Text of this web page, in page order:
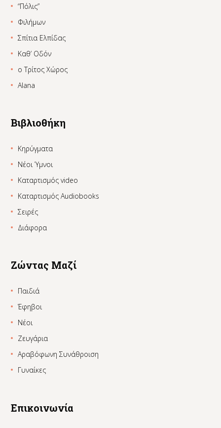
“Πόλις”
Φιλήμων
Σπίτια Ελπίδας
Καθ’ Οδόν
ο Τρίτος Χώρος
Alana
Βιβλιοθήκη
Κηρύγματα
Νέοι Ύμνοι
Καταρτισμός video
Καταρτισμός Audiobooks
Σειρές
Διάφορα
Ζώντας Μαζί
Παιδιά
Έφηβοι
Νέοι
Ζευγάρια
Αραβόφωνη Συνάθροιση
Γυναίκες
Επικοινωνία